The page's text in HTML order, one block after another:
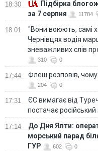
18:30
Підбірка
за 7 серпня
11784
18:01
"Вони воюють, самі
Чернівцях водія
зневажливих слів
310 0
17:44 Флеш розповів,
204 0
17:31
ЄС вимагає від
постачає російський
17:14
До Дня Ялти:
морський парад
ГУР
602 0